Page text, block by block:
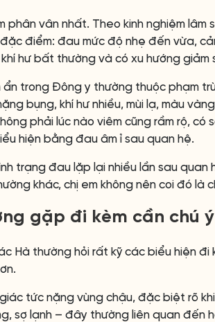
phân vân nhất. Theo kinh nghiệm lâm
điểm: đau mức độ nhẹ đến vừa,
hư bất thường và có xu hướng giảm
ẩn trong Đông y thường thuộc phạm
bụng, khí hư nhiều, mùi lạ, màu
phải lúc nào viêm cũng rầm rộ, có
hiện bằng đau âm ỉ sau quan hệ.
trạng đau lặp lại nhiều lần sau quan
khác, chị em không nên coi đó là
gặp đi kèm cần chú ý
Hà thường hỏi rất kỹ các biểu hiện
tức nặng vùng chậu, đặc biệt rõ
sợ lạnh – đây thường liên quan đến